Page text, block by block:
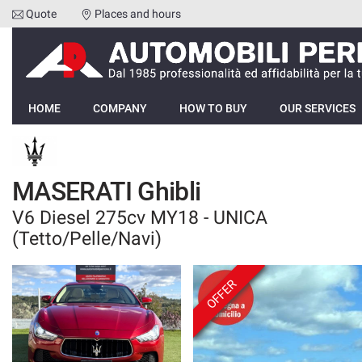
HOME
COMPANY
HOW TO BUY
OUR SERVICES
VEHICLES LIST
SELL YOUR CAR
Quote Places and hours
HOME COMPANY HOW TO BUY OUR SERVICES
MASERATI Ghibli
V6 Diesel 275cv MY18 - UNICA
(Tetto/Pelle/Navi)
OFFER
Your
consent
preferences
following
panel
allows
you
express
consent
preferences
the
tracking
technologies
we
adopt
to